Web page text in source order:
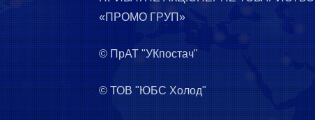
«ПРОМО ГРУП»
© ПрАТ "УКпостач"
© ТОВ "ЮБС Холод"